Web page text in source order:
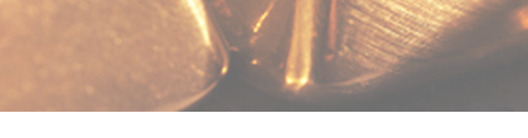
存款证明